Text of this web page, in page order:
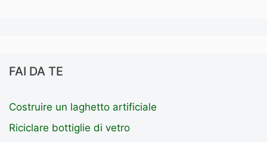
FAI DA TE
Costruire un laghetto artificiale
Riciclare bottiglie di vetro